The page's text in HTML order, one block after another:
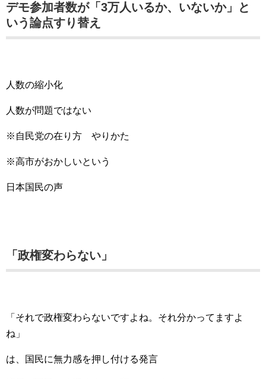
デモ参加者数が「3万人いるか、いないか」と
いう論点すり替え
人数の縮小化
人数が問題ではない
※自民党の在り方 やりかた
※高市がおかしいという
日本国民の声
「政権変わらない」
「それで政権変わらないですよね。それ分かってますよ
ね」
は、国民に無力感を押し付ける発言